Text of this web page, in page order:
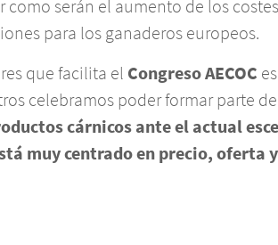
como serán el aumento de los
para los ganaderos europeos.
que facilita el Congreso AECOC
celebramos poder formar parte
cárnicos ante el actual
muy centrado en precio, oferta